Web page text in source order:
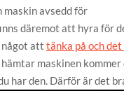
maskin avsedd för
däremot att hyra för
något att tänka på och det
maskinen kommer
har den.Därför är det